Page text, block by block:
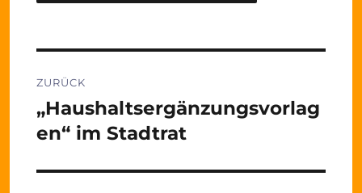
ZURÜCK
Vorheriger
Beitrag:
„Haushaltsergänzungsvorlag
en“ im Stadtrat